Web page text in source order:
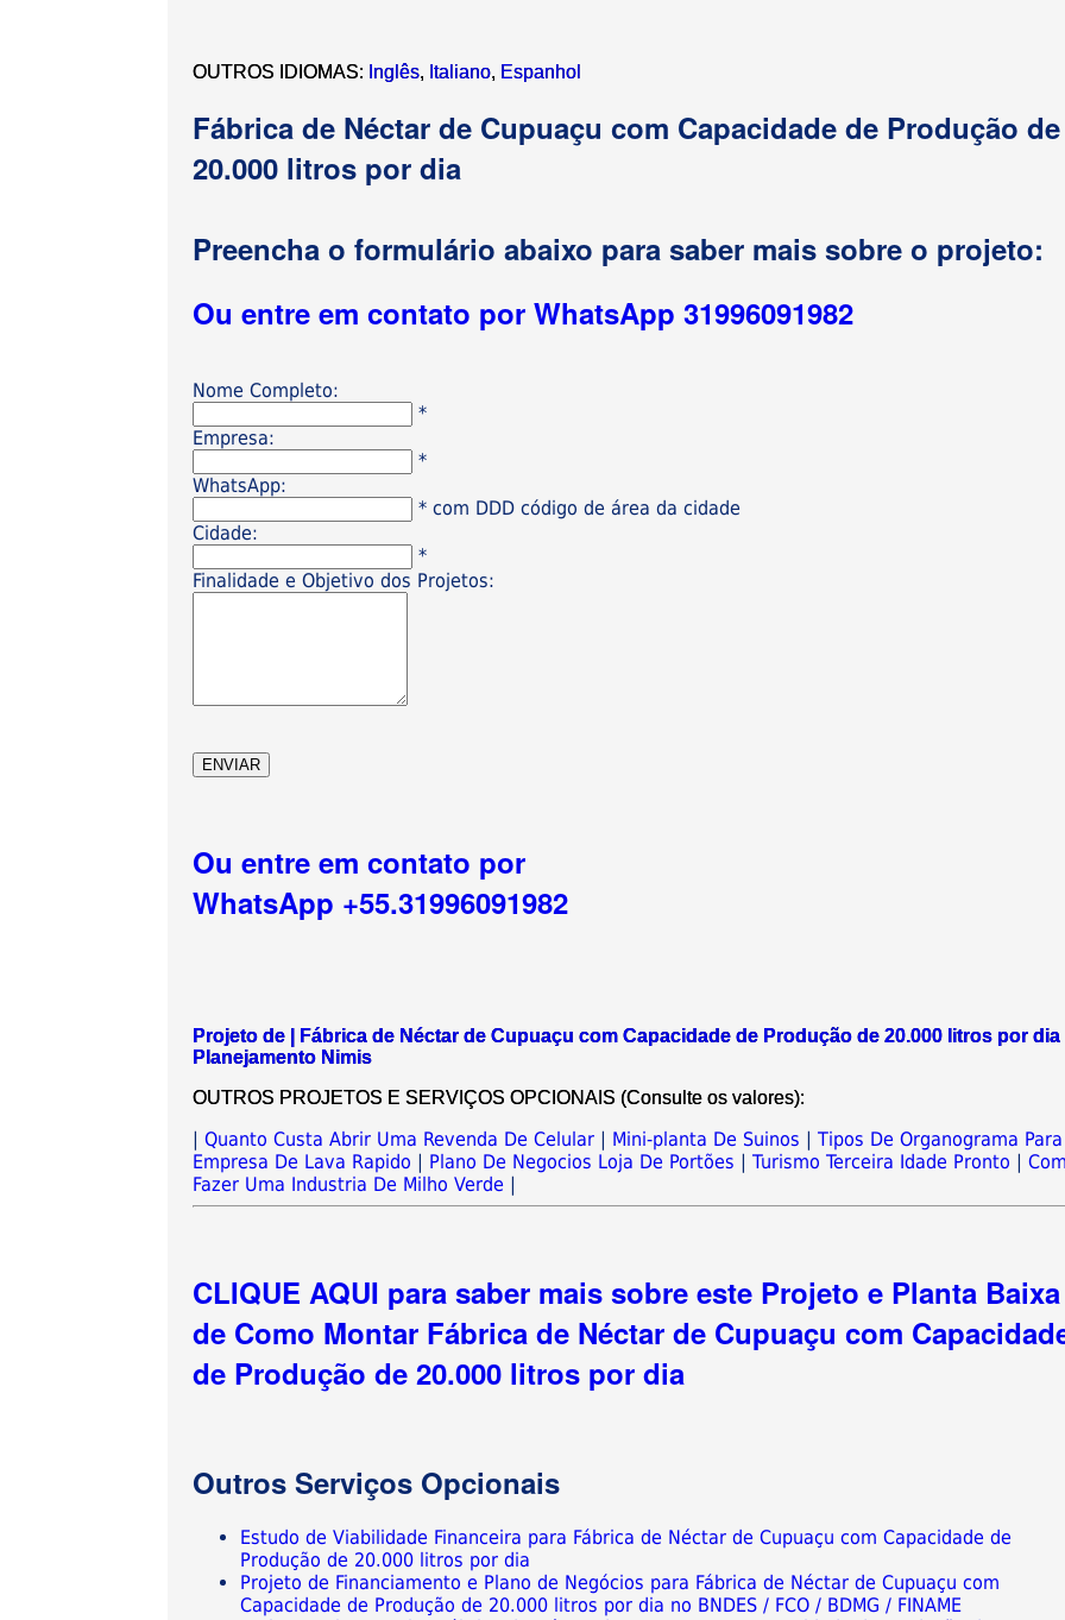
OUTROS IDIOMAS: Inglês, Italiano, Espanhol
Fábrica de Néctar de Cupuaçu com Capacidade de Produção de
20.000 litros por dia
Preencha o formulário abaixo para saber mais sobre o projeto:
Ou entre em contato por WhatsApp 31996091982
Nome Completo:
*
Empresa:
*
WhatsApp:
* com DDD código de área da cidade
Cidade:
*
Finalidade e Objetivo dos Projetos:
Ou entre em contato por
WhatsApp +55.31996091982
Projeto de | Fábrica de Néctar de Cupuaçu com Capacidade de Produção de 20.000 litros por dia
Planejamento Nimis
OUTROS PROJETOS E SERVIÇOS OPCIONAIS (Consulte os valores):
|Quanto Custa Abrir Uma Revenda De Celular Mini-planta De Suinos |Tipos De Organograma Para
Empresa De Lava Rapido
Plano De Negocios Loja De Portões |Turismo Terceira Idade Pronto |
Fazer Uma Industria De Milho Verde
CLIQUE AQUI para saber mais sobre este Projeto e Planta Baixa
de Como Montar Fábrica de Néctar de Cupuaçu com
de Produção de 20.000 litros por dia
Outros Serviços Opcionais
Estudo de Viabilidade Financeira para Fábrica de Néctar de Cupuaçu com Capacidade de
Produção de 20.000 litros por dia
Projeto de Financiamento e Plano de Negócios para Fábrica de Néctar de Cupuaçu com
Capacidade de Produção de 20.000 litros por dia no BNDES / FCO / BDMG / FINAME